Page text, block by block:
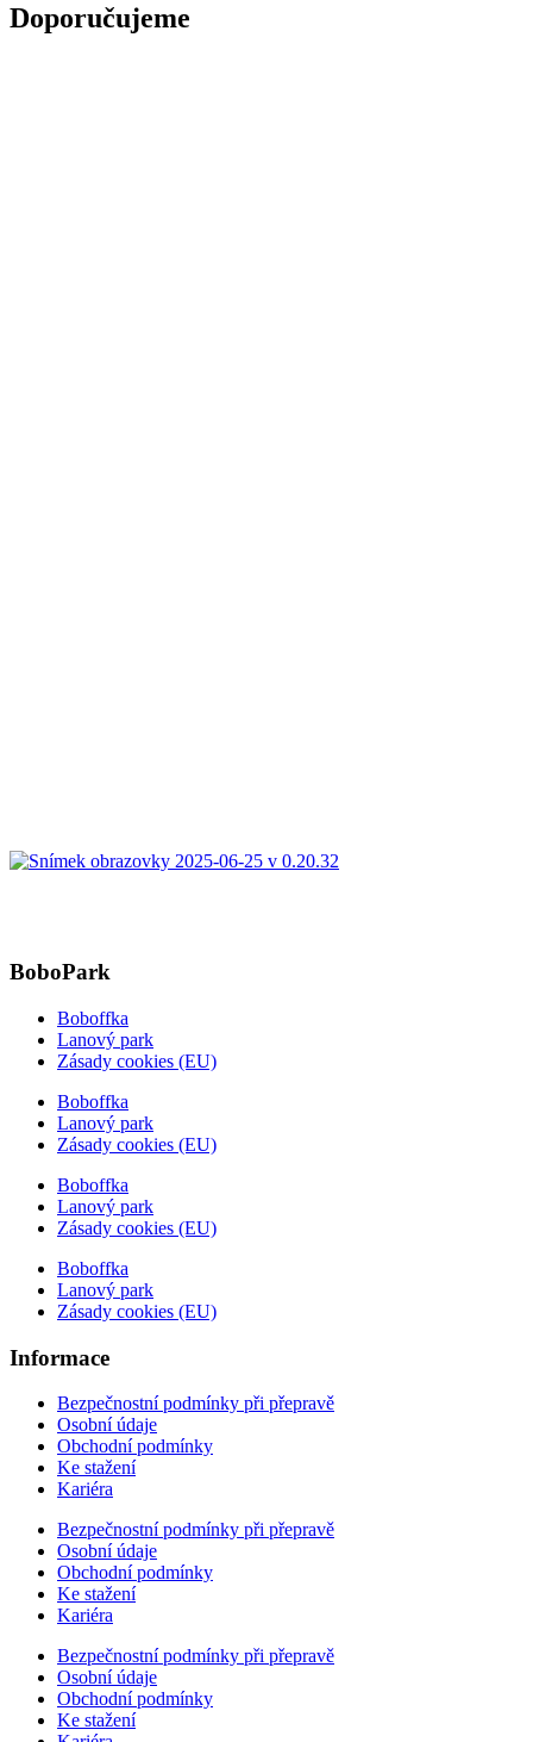
Doporučujeme
BoboPark
Boboffka
Lanový park
Zásady cookies (EU)
Boboffka
Lanový park
Zásady cookies (EU)
Boboffka
Lanový park
Zásady cookies (EU)
Boboffka
Lanový park
Zásady cookies (EU)
Informace
Bezpečnostní podmínky při přepravě
Osobní údaje
Obchodní podmínky
Ke stažení
Kariéra
Bezpečnostní podmínky při přepravě
Osobní údaje
Obchodní podmínky
Ke stažení
Kariéra
Bezpečnostní podmínky při přepravě
Osobní údaje
Obchodní podmínky
Ke stažení